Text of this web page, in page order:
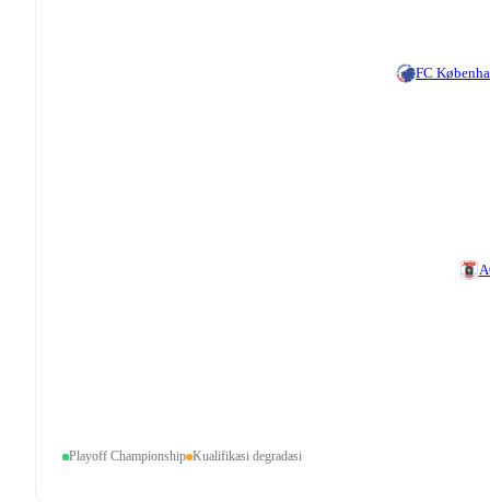
FC
Playoff Championship Kualifikasi degradasi